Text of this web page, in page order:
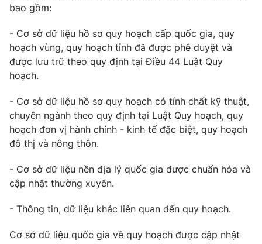
® Cấm sao chép dưới mọi hình thức nếu không có sự chấp
thuận bằng văn bản. Ghi rõ nguồn VTV.vn khi phát hành lại
thông tin từ website này.
bao gồm:
- Cơ sở dữ liệu hồ sơ quy hoạch cấp quốc gia, quy
hoạch vùng, quy hoạch tỉnh đã được phê duyệt và
được lưu trữ theo quy định tại Điều 44 Luật Quy
hoạch.
- Cơ sở dữ liệu hồ sơ quy hoạch có tính chất kỹ thuật,
chuyên ngành theo quy định tại Luật Quy hoạch, quy
hoạch đơn vị hành chính - kinh tế đặc biệt, quy hoạch
đô thị và nông thôn.
- Cơ sở dữ liệu nền địa lý quốc gia được chuẩn hóa và
cập nhật thường xuyên.
- Thông tin, dữ liệu khác liên quan đến quy hoạch.
Cơ sở dữ liệu quốc gia về quy hoạch được cập nhật